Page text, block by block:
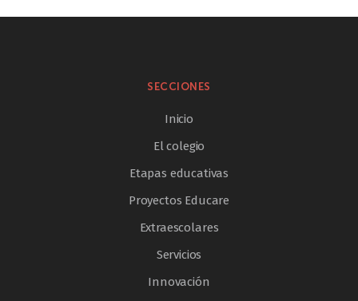
SECCIONES
Inicio
El colegio
Etapas educativas
Proyectos Educare
Extraescolares
Servicios
Innovación